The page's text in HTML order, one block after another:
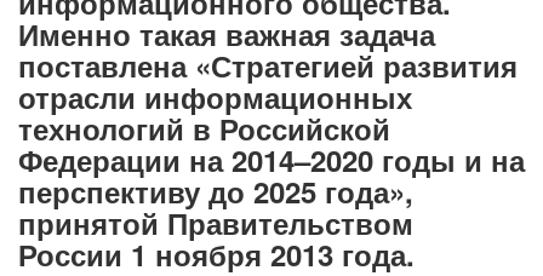
Именно такая важная задача
поставлена «Стратегией развития
отрасли информационных
технологий в Российской
Федерации на 2014–2020 годы и на
перспективу до 2025 года»,
принятой Правительством
России 1 ноября 2013 года.